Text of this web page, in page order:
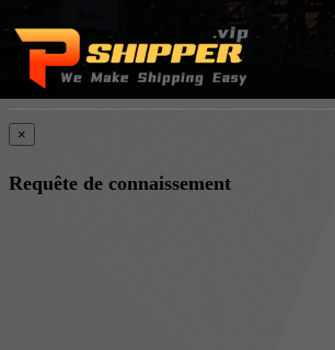
×
Requête de connaissement